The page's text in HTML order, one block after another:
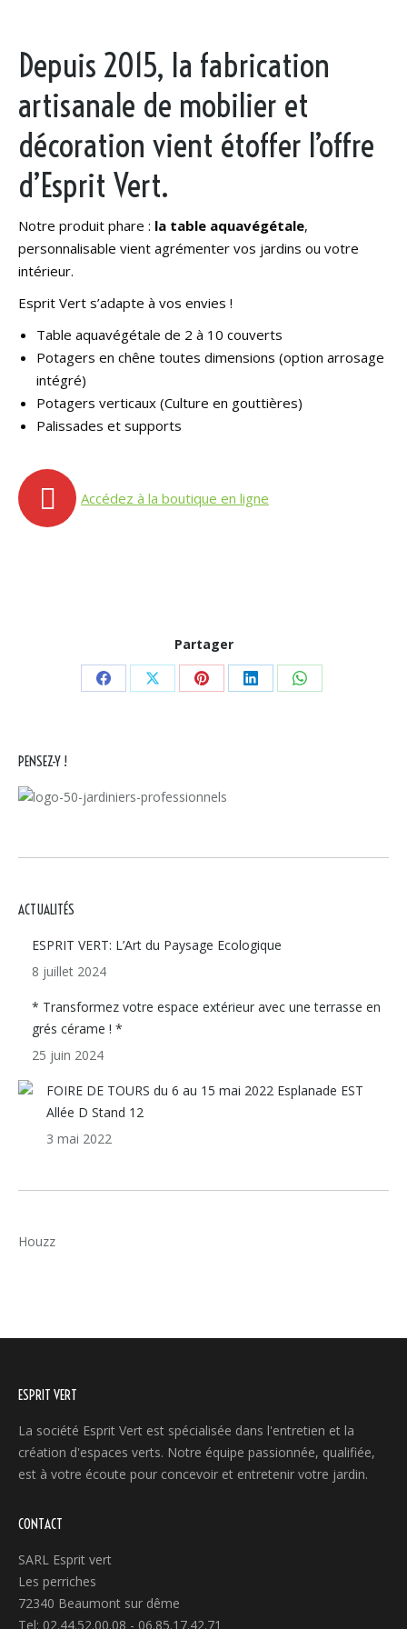
Depuis 2015, la fabrication
artisanale de mobilier et
décoration vient étoffer l’offre
d’Esprit Vert.
Notre produit phare : la table aquavégétale,
personnalisable vient agrémenter vos jardins ou votre
intérieur.
Esprit Vert s’adapte à vos envies !
Table aquavégétale de 2 à 10 couverts
Potagers en chêne toutes dimensions (option arrosage
intégré)
Potagers verticaux (Culture en gouttières)
Palissades et supports
Accédez à la boutique en ligne
Partager
PartagerPartagerPartagerPartagerPartager
PENSEZ-Y !
ACTUALITÉS
ESPRIT VERT: L’Art du Paysage Ecologique
8 juillet 2024
* Transformez votre espace extérieur avec une terrasse en
grés cérame ! *
25 juin 2024
FOIRE DE TOURS du 6 au 15 mai 2022 Esplanade EST
Allée D Stand 12
3 mai 2022
Houzz
ESPRIT VERT
La société Esprit Vert est spécialisée dans l'entretien et la
création d'espaces verts. Notre équipe passionnée, qualifiée,
est à votre écoute pour concevoir et entretenir votre jardin.
CONTACT
SARL Esprit vert
Les perriches
72340 Beaumont sur dême
Tel: 02.44.52.00.08 - 06.85.17.42.71